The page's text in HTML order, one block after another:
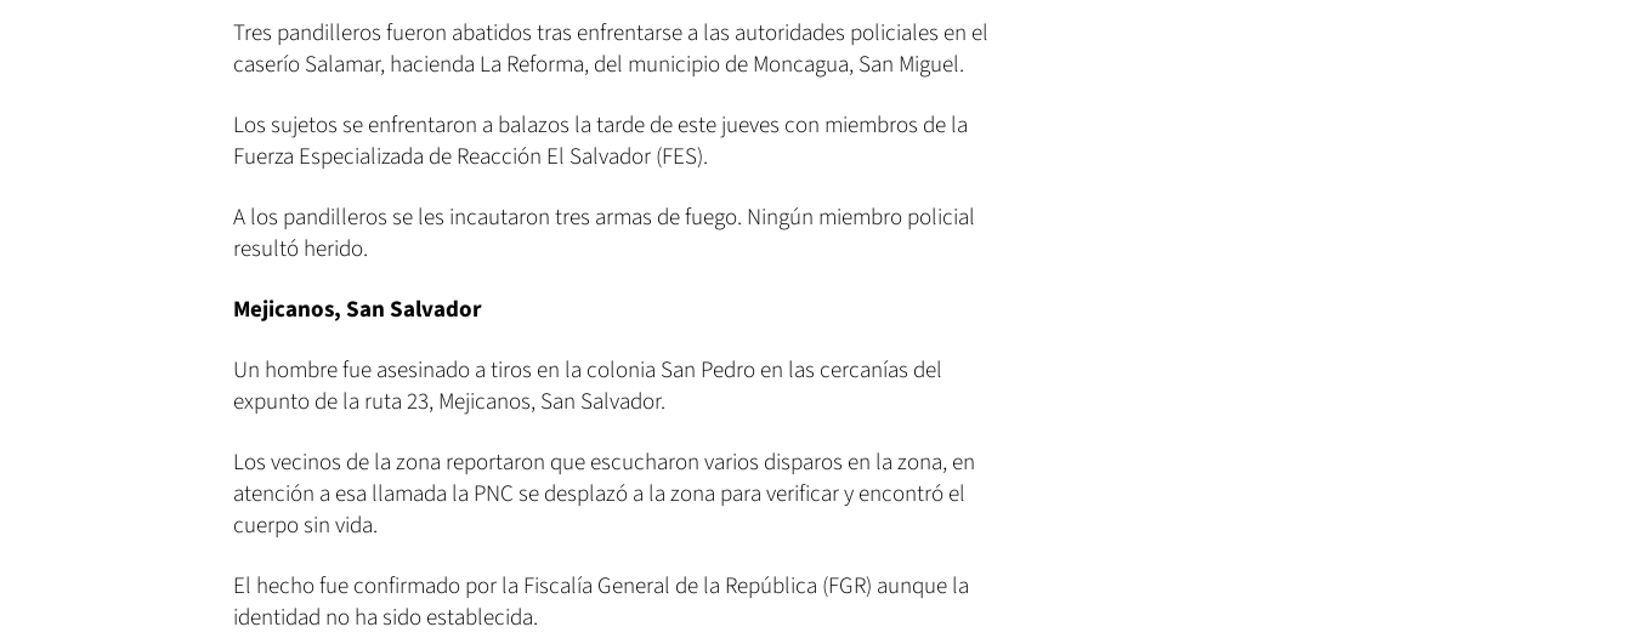
Tres pandilleros fueron abatidos tras enfrentarse a las autoridades policiales en el
caserío Salamar, hacienda La Reforma, del municipio de Moncagua, San Miguel.
Los sujetos se enfrentaron a balazos la tarde de este jueves con miembros de la
Fuerza Especializada de Reacción El Salvador (FES).
A los pandilleros se les incautaron tres armas de fuego. Ningún miembro policial
resultó herido.
Mejicanos, San Salvador
Un hombre fue asesinado a tiros en la colonia San Pedro en las cercanías del
expunto de la ruta 23, Mejicanos, San Salvador.
Los vecinos de la zona reportaron que escucharon varios disparos en la zona, en
atención a esa llamada la PNC se desplazó a la zona para verificar y encontró el
cuerpo sin vida.
El hecho fue confirmado por la Fiscalía General de la República (FGR) aunque la
identidad no ha sido establecida.